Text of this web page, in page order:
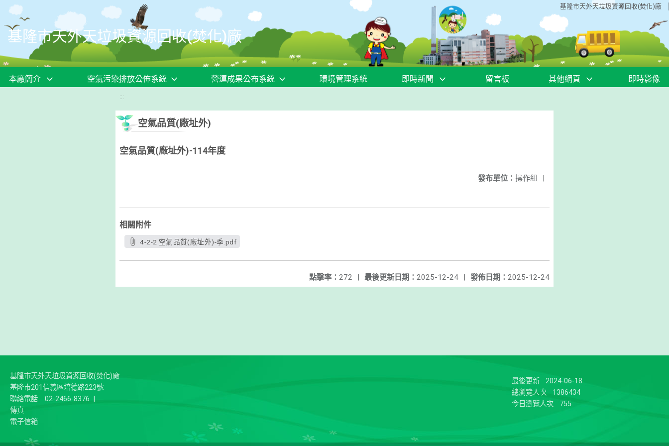
移至網頁之主要內容區位置 基隆市天外天垃圾資源回收(焚化)廠
基隆市天外天垃圾資源回收(焚化)廠
本廠簡介 空氣污染排放公佈系統 營運成果公布系統 環境管理系統 即時新聞 留言板 其他網頁 即時影像
:::
空氣品質(廠址外)
空氣品質(廠址外)-114年度
發布單位： 操作組 |
相關附件
4-2-2 空氣品質(廠址外)-季.pdf
發佈日期： 2025-12-24
最後更新日期： 2025-12-24 |
點擊率： 272 |
基隆市天外天垃圾資源回收(焚化)廠
基隆市201信義區培德路223號
聯絡電話
02-2466-8376
傳真
電子信箱
最後更新
2024-06-18
總瀏覽人次
1386434
今日瀏覽人次
755